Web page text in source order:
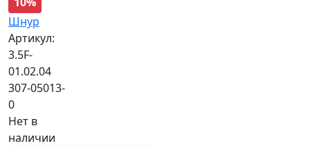
Шнур
Артикул:
3.5F-
01.02.04
307-05013-
0
Нет в
наличии